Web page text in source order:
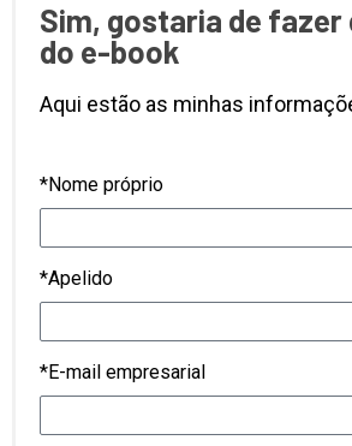
Sim, gostaria de fazer
do e-book
Aqui estão as minhas
*Nome próprio
*Apelido
*E-mail empresarial